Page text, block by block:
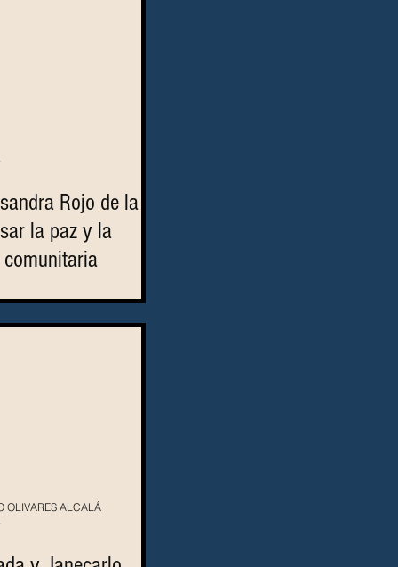
Rojo de la
la paz y la
OLIVARES ALCALÁ